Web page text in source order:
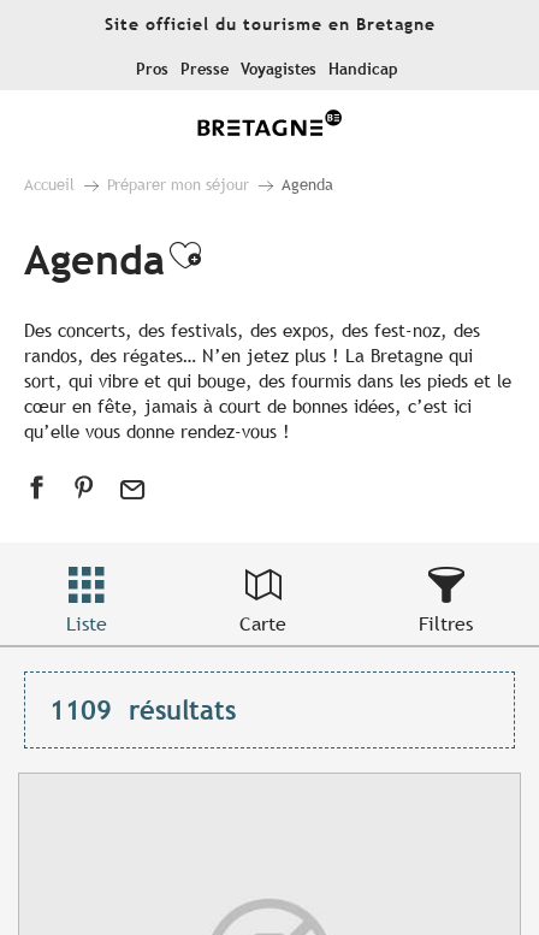
Site officiel du tourisme en Bretagne
Pros Presse Voyagistes Handicap
Accueil Préparer mon séjour Agenda
AgendaAjouter aux favoris
Des concerts, des festivals, des expos, des fest-noz, des
randos, des régates… N’en jetez plus ! La Bretagne qui
sort, qui vibre et qui bouge, des fourmis dans les pieds et le
cœur en fête, jamais à court de bonnes idées, c’est ici
qu’elle vous donne rendez-vous !
Liste Carte Filtres
1109 résultats